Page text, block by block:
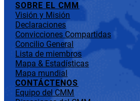
SOBRE EL CMM
Visión y Misión
Declaraciones
Convicciones Compartidas
Concilio General
Lista de miembros
Mapa & Estadísticas
Mapa mundial
CONTÁCTENOS
Equipo del CMM